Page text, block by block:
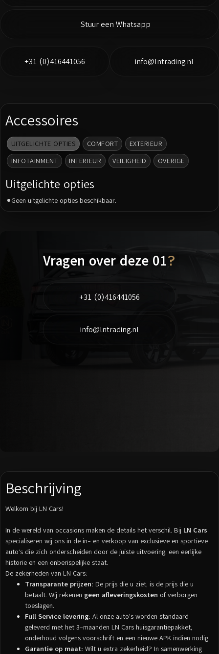
Stuur een Whatsapp
+31 (0)416441056 info@lntrading.nl
Accessoires
UITGELICHTE OPTIES COMFORT
EXTERIEUR
INFOTAINMENT
INTERIEUR VEILIGHEID OVERIGE
Uitgelichte opties
Geen uitgelichte opties beschikbaar.
Vragen over deze 01?
+31 (0)416441056
info@lntrading.nl
Beschrijving
Welkom bij LN Cars!
In de wereld van occasions maken de details het verschil. Bij LN Cars
specialiseren wij ons in de in- en verkoop van exclusieve en sportieve
auto’s die zich onderscheiden door de juiste uitvoering, een eerlijke
historie en een onberispelijke staat.
De zekerheden van LN Cars:
Transparante prijzen: De prijs die u ziet, is de prijs die u
betaalt. Wij rekenen geen afleveringskosten of verborgen
toeslagen.
Full Service levering: Al onze auto’s worden standaard
geleverd met het 3-maanden LN Cars huisgarantiepakket,
onderhoud volgens voorschrift en een nieuwe APK indien nodig.
Garantie op maat: Wilt u extra zekerheid? In samenwerking